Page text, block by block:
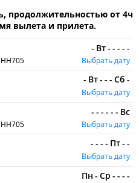
продолжительностью от 4ч
вылета и прилета.
HH705
- Вт- - - - -
Выбрать дату
- Вт- - - Сб -
Выбрать дату
HH705
- - - - - - Вс
Выбрать дату
- - - - Пт- -
Выбрать дату
Пн - Ср - - - -